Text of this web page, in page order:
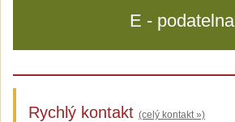
E - podatelna
Rychlý kontakt (celý kontakt »)